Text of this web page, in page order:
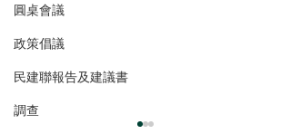
圓桌會議
政策倡議
民建聯報告及建議書
調查